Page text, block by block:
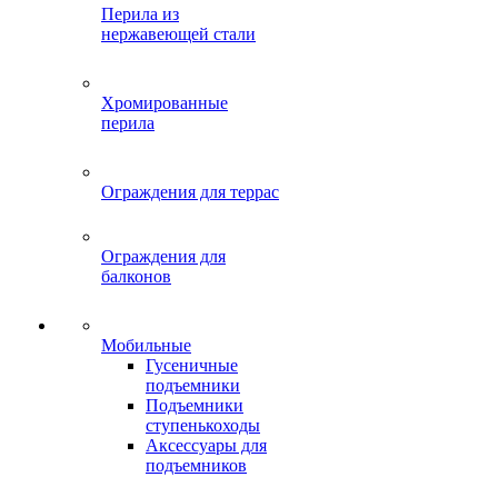
Перила из
нержавеющей стали
Хромированные
перила
Ограждения для террас
Ограждения для
балконов
Мобильные
Гусеничные
подъемники
Подъемники
ступенькоходы
Аксессуары для
подъемников